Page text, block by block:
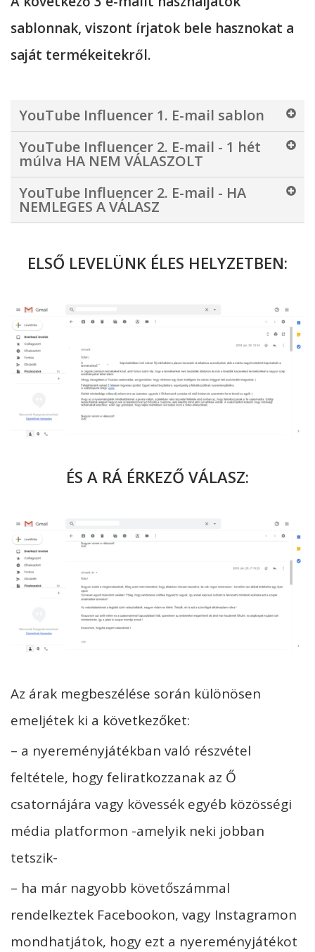
sablonnak, viszont írjatok bele hasznokat a
saját termékeitekről.
YouTube Influencer 1. E-mail sablon
YouTube Influencer 2. E-mail - 1 hét
múlva HA NEM VÁLASZOLT
YouTube Influencer 2. E-mail - HA
NEMLEGES A VÁLASZ
ELSŐ LEVELÜNK ÉLES HELYZETBEN:
ÉS A RÁ ÉRKEZŐ VÁLASZ:
Az árak megbeszélése során különösen
emeljétek ki a következőket:
– a nyereményjátékban való részvétel
feltétele, hogy feliratkozzanak az Ő
csatornájára vagy kövessék egyéb közösségi
média platformon -amelyik neki jobban
tetszik-
– ha már nagyobb követőszámmal
rendelkeztek Facebookon, vagy Instagramon
mondhatjátok, hogy ezt a nyereményjátékot